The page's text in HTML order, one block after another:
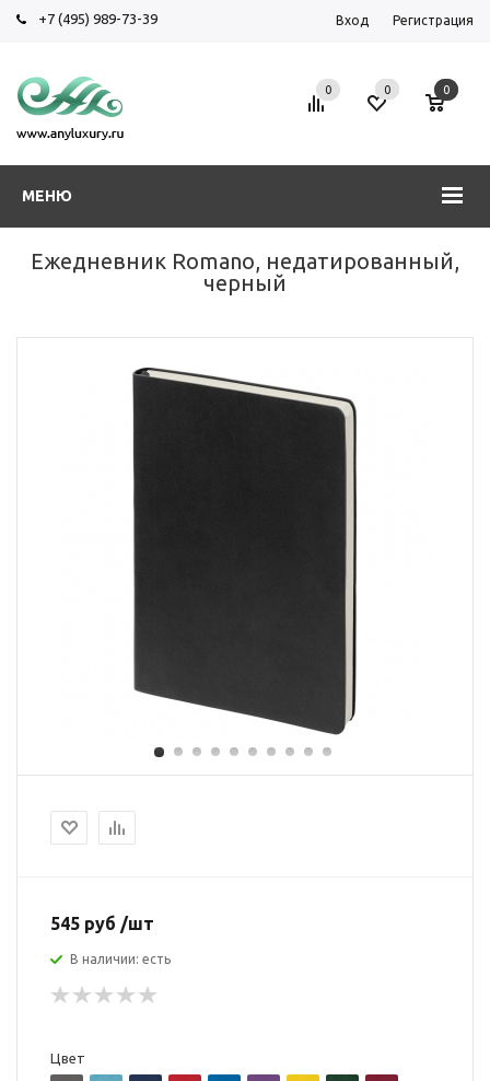
+7 (495) 989-73-39 Вход Регистрация
МЕНЮ
0 0 0
Ежедневник Romano, недатированный,
черный
545 руб /шт
В наличии: есть
Цвет